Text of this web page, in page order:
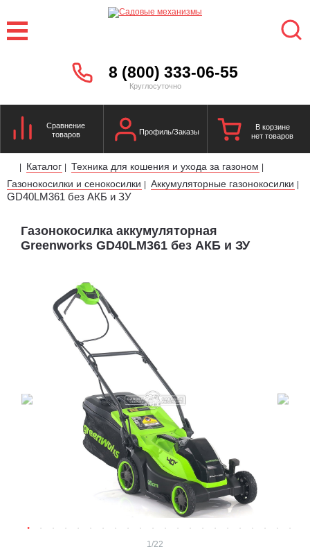
8 (800) 333-06-55
Круглосуточно
Сравнение
товаров
Профиль/Заказы
В корзине
нет товаров
| Каталог | Техника для кошения и ухода за газоном |
Газонокосилки и сенокосилки | Аккумуляторные газонокосилки |
GD40LM361 без АКБ и ЗУ
Газонокосилка аккумуляторная
Greenworks GD40LM361 без АКБ и ЗУ
1 /22